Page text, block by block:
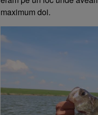
maximum doi.